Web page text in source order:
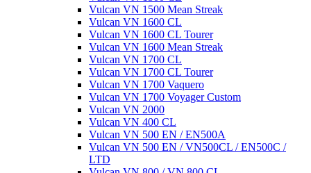
Vulcan VN 1500 Mean Streak
Vulcan VN 1600 CL
Vulcan VN 1600 CL Tourer
Vulcan VN 1600 Mean Streak
Vulcan VN 1700 CL
Vulcan VN 1700 CL Tourer
Vulcan VN 1700 Vaquero
Vulcan VN 1700 Voyager Custom
Vulcan VN 2000
Vulcan VN 400 CL
Vulcan VN 500 EN / EN500A
Vulcan VN 500 EN / VN500CL / EN500C /
LTD